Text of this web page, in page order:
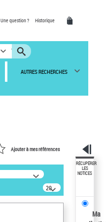
Une question ? Historique
AUTRES RECHERCHES
Ajouter à mes références
20
résultats/page
RÉCUPÉRER
LES
NOTICES
Ma